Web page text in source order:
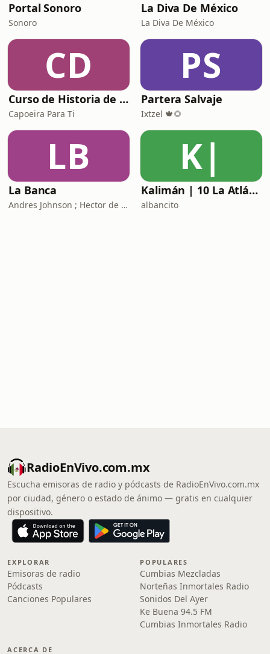
Portal Sonoro
Sonoro
La Diva De México
La Diva De México
CD
Curso de Historia de Brasil para Capoeiras
Capoeira Para Ti
PS
Partera Salvaje
Ixtzel 🍁🌻
LB
La Banca
Andres Johnson ; Hector de la Garza
K|
Kalimán | 10 La Atlántida La Ciudad Perdida - 1966
albancito
RadioEnVivo.com.mx
Escucha emisoras de radio y pódcasts de RadioEnVivo.com.mx
por ciudad, género o estado de ánimo — gratis en cualquier
dispositivo.
EXPLORAR
Emisoras de radio
Pódcasts
Canciones Populares
POPULARES
Cumbias Mezcladas
Norteñas Inmortales Radio
Sonidos Del Ayer
Ke Buena 94.5 FM
Cumbias Inmortales Radio
ACERCA DE